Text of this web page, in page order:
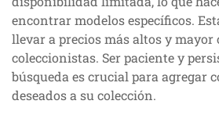
encontrar modelos específicos.
llevar a precios más altos y mayor
coleccionistas. Ser paciente y
búsqueda es crucial para agregar
deseados a su colección.